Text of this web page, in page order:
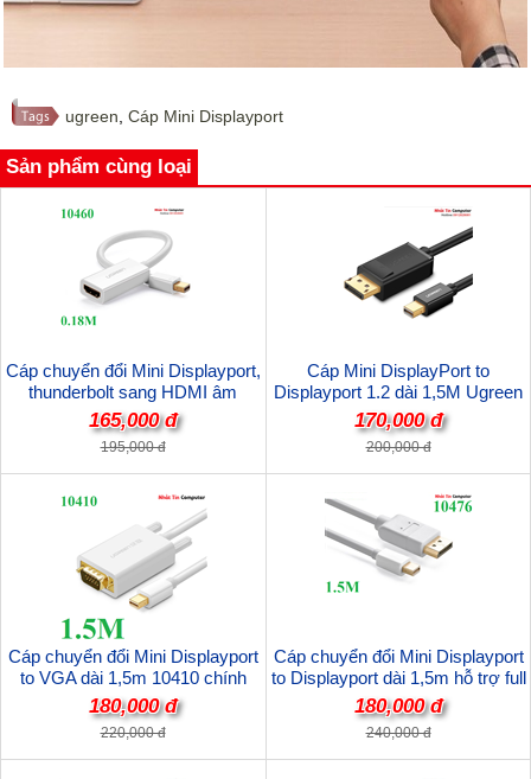
ugreen Cáp Mini Displayport
Sản phẩm cùng loại
Cáp chuyển đổi Mini Displayport,
thunderbolt sang HDMI âm
Ugreen 10460 cao cấp
165,000 đ
195,000 đ
Cáp Mini DisplayPort to
Displayport 1.2 dài 1,5M Ugreen
10477 hỗ trợ độ phân giải 4k*2k
(Màu Đen)
170,000 đ
200,000 đ
Cáp chuyển đổi Mini Displayport
to VGA dài 1,5m 10410 chính
hãng Ugreen cao cấp
180,000 đ
220,000 đ
Cáp chuyển đổi Mini Displayport
to Displayport dài 1,5m hỗ trợ full
HD 3D 4K*2K chính hãng Ugreen
10476 cao cấp
180,000 đ
240,000 đ